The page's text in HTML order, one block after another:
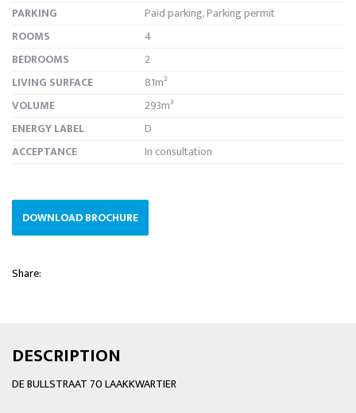
PARKING
Paid parking, Parking permit
ROOMS
4
BEDROOMS
2
LIVING SURFACE
81m²
VOLUME
293m³
ENERGY LABEL
D
ACCEPTANCE
In consultation
DOWNLOAD BROCHURE
Share:
DESCRIPTION
DE BULLSTRAAT 70 LAAKKWARTIER